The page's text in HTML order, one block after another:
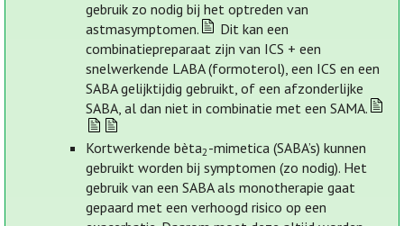
gebruik zo nodig bij het optreden van
astmasymptomen.
Dit kan een
combinatiepreparaat zijn van ICS + een
snelwerkende LABA (formoterol), een ICS en een
SABA gelijktijdig gebruikt, of een afzonderlijke
SABA, al dan niet in combinatie met een SAMA.
Kortwerkende bèta2-mimetica (SABA’s) kunnen
gebruikt worden bij symptomen (zo nodig). Het
gebruik van een SABA als monotherapie gaat
gepaard met een verhoogd risico op een